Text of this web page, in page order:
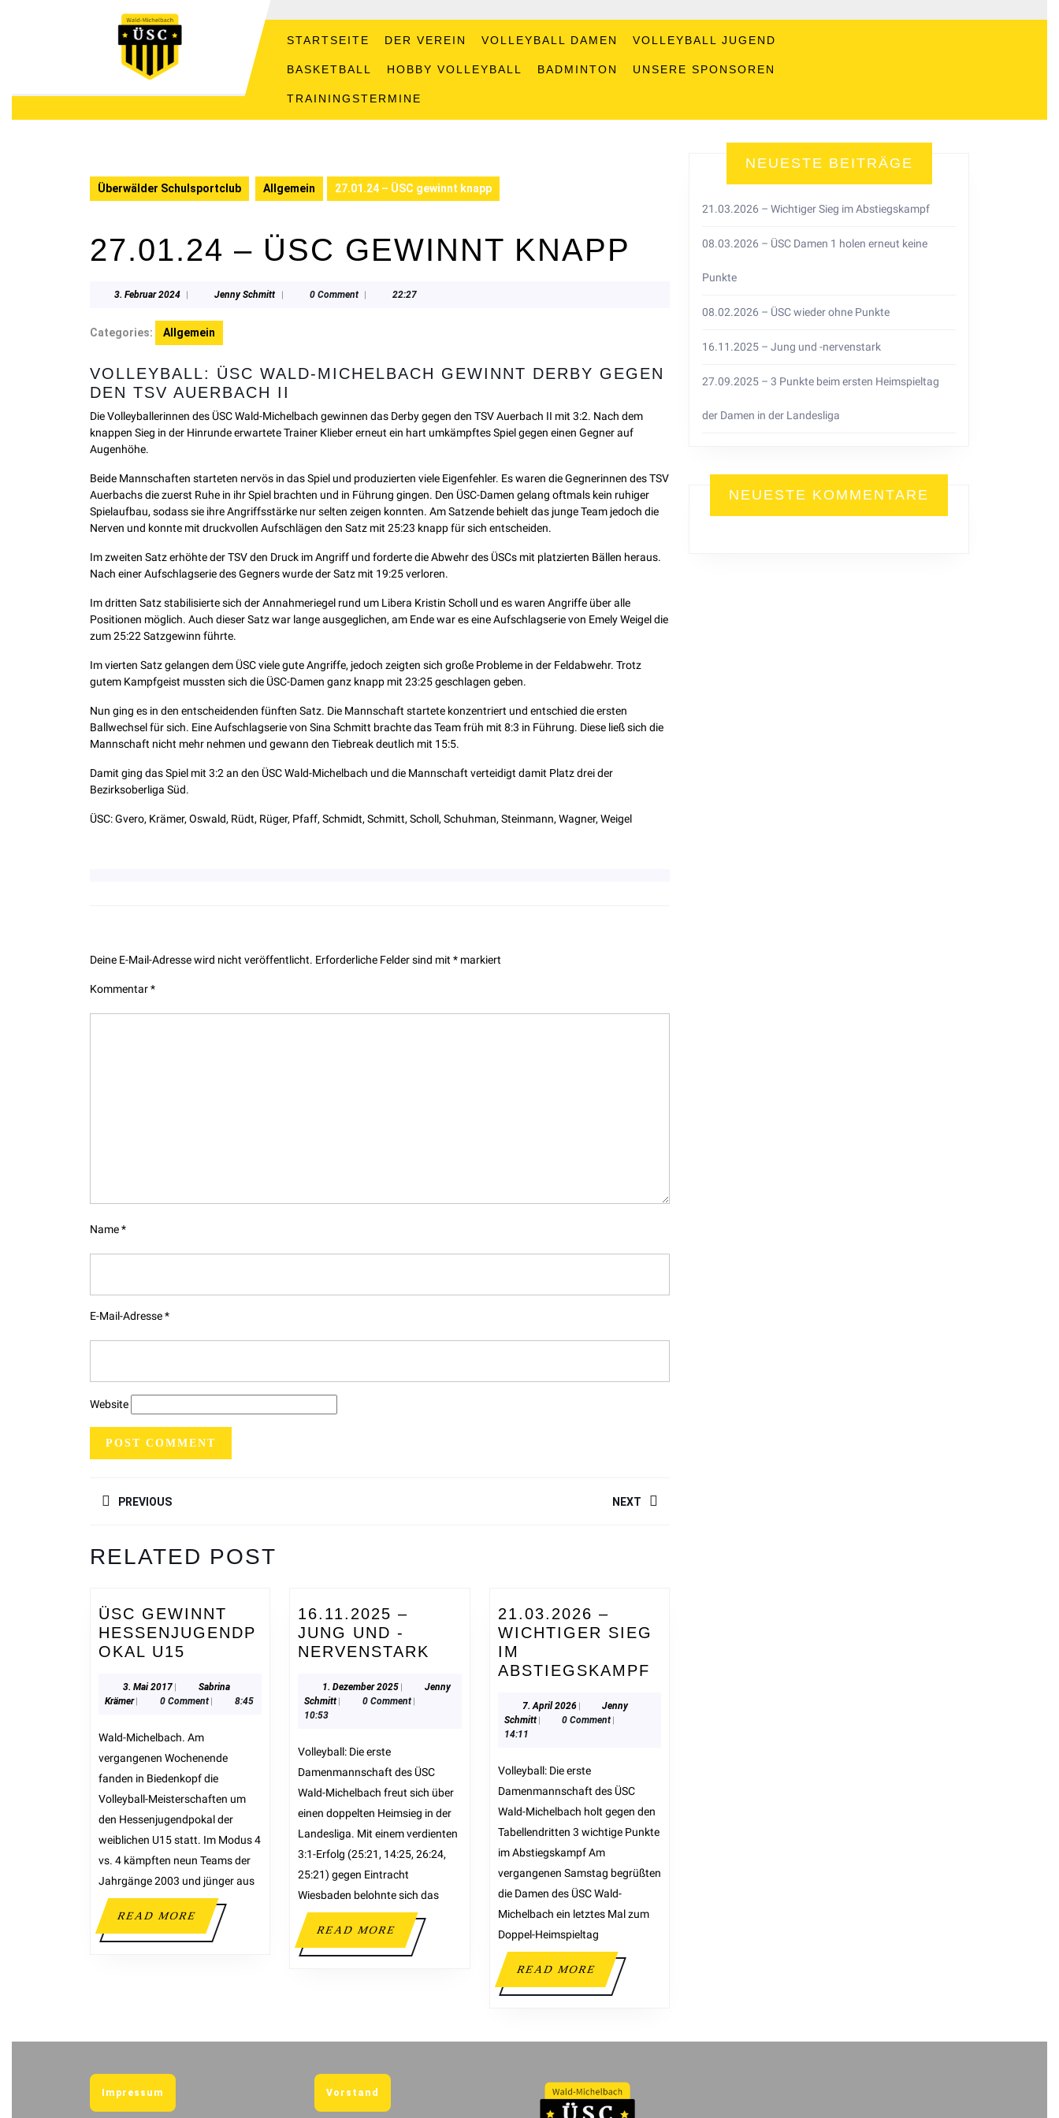
STARTSEITE DER VEREIN VOLLEYBALL DAMEN VOLLEYBALL JUGEND
BASKETBALL HOBBY VOLLEYBALL BADMINTON UNSERE SPONSOREN
TRAININGSTERMINE
Überwälder Schulsportclub Allgemein 27.01.24 – ÜSC gewinnt knapp
27.01.24 – ÜSC GEWINNT KNAPP
3. Februar 2024 | Jenny Schmitt | 0 Comment | 22:27
Categories: Allgemein
VOLLEYBALL: ÜSC WALD-MICHELBACH GEWINNT DERBY GEGEN
DEN TSV AUERBACH II
Die Volleyballerinnen des ÜSC Wald-Michelbach gewinnen das Derby gegen den TSV Auerbach II mit 3:2. Nach dem
knappen Sieg in der Hinrunde erwartete Trainer Klieber erneut ein hart umkämpftes Spiel gegen einen Gegner auf
Augenhöhe.
Beide Mannschaften starteten nervös in das Spiel und produzierten viele Eigenfehler. Es waren die Gegnerinnen des TSV
Auerbachs die zuerst Ruhe in ihr Spiel brachten und in Führung gingen. Den ÜSC-Damen gelang oftmals kein ruhiger
Spielaufbau, sodass sie ihre Angriffsstärke nur selten zeigen konnten. Am Satzende behielt das junge Team jedoch die
Nerven und konnte mit druckvollen Aufschlägen den Satz mit 25:23 knapp für sich entscheiden.
Im zweiten Satz erhöhte der TSV den Druck im Angriff und forderte die Abwehr des ÜSCs mit platzierten Bällen heraus.
Nach einer Aufschlagserie des Gegners wurde der Satz mit 19:25 verloren.
Im dritten Satz stabilisierte sich der Annahmeriegel rund um Libera Kristin Scholl und es waren Angriffe über alle
Positionen möglich. Auch dieser Satz war lange ausgeglichen, am Ende war es eine Aufschlagserie von Emely Weigel die
zum 25:22 Satzgewinn führte.
Im vierten Satz gelangen dem ÜSC viele gute Angriffe, jedoch zeigten sich große Probleme in der Feldabwehr. Trotz
gutem Kampfgeist mussten sich die ÜSC-Damen ganz knapp mit 23:25 geschlagen geben.
Nun ging es in den entscheidenden fünften Satz. Die Mannschaft startete konzentriert und entschied die ersten
Ballwechsel für sich. Eine Aufschlagserie von Sina Schmitt brachte das Team früh mit 8:3 in Führung. Diese ließ sich die
Mannschaft nicht mehr nehmen und gewann den Tiebreak deutlich mit 15:5.
Damit ging das Spiel mit 3:2 an den ÜSC Wald-Michelbach und die Mannschaft verteidigt damit Platz drei der
Bezirksoberliga Süd.
ÜSC: Gvero, Krämer, Oswald, Rüdt, Rüger, Pfaff, Schmidt, Schmitt, Scholl, Schuhman, Steinmann, Wagner, Weigel
Deine E-Mail-Adresse wird nicht veröffentlicht. Erforderliche Felder sind mit * markiert
Kommentar*
Name*
E-Mail-Adresse*
Website
PREVIOUS
post:
NEXT
RELATED POST
ÜSC GEWINNT
HESSENJUGENDP
OKAL U15
3. Mai 2017 |
Sabrina
Krämer | 0 Comment | 8:45
Wald-Michelbach. Am
vergangenen Wochenende
fanden in Biedenkopf die
Volleyball-Meisterschaften um
den Hessenjugendpokal der
weiblichen U15 statt. Im Modus 4
vs. 4 kämpften neun Teams der
Jahrgänge 2003 und jünger aus
READ MORE
16.11.2025 –
JUNG UND -
NERVENSTARK
1. Dezember 2025 |
Jenny
Schmitt | 0 Comment |
10:53
Volleyball: Die erste
Damenmannschaft des ÜSC
Wald-Michelbach freut sich über
einen doppelten Heimsieg in der
Landesliga. Mit einem verdienten
3:1-Erfolg (25:21, 14:25, 26:24,
25:21) gegen Eintracht
Wiesbaden belohnte sich das
READ MORE
21.03.2026 –
WICHTIGER SIEG
IM
ABSTIEGSKAMPF
7. April 2026 |
Jenny
Schmitt | 0 Comment |
14:11
Volleyball: Die erste
Damenmannschaft des ÜSC
Wald-Michelbach holt gegen den
Tabellendritten 3 wichtige Punkte
im Abstiegskampf Am
vergangenen Samstag begrüßten
die Damen des ÜSC Wald-
Michelbach ein letztes Mal zum
Doppel-Heimspieltag
READ MORE
NEUESTE BEITRÄGE
21.03.2026 – Wichtiger Sieg im Abstiegskampf
08.03.2026 – ÜSC Damen 1 holen erneut keine
Punkte
08.02.2026 – ÜSC wieder ohne Punkte
16.11.2025 – Jung und -nervenstark
27.09.2025 – 3 Punkte beim ersten Heimspieltag
der Damen in der Landesliga
NEUESTE KOMMENTARE
Impressum Vorstand